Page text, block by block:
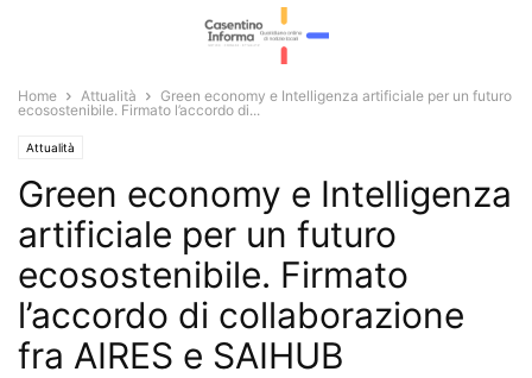
Home Attualità
Green economy e Intelligenza artificiale per un futuro
ecosostenibile. Firmato l’accordo di...
Attualità
Green economy e Intelligenza
artificiale per un futuro
ecosostenibile. Firmato
l’accordo di collaborazione
fra AIRES e SAIHUB